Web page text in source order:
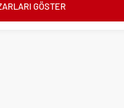
GÖSTER